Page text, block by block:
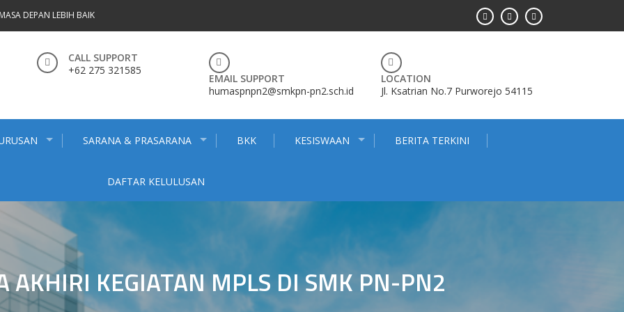
DEPAN LEBIH BAIK
CALL SUPPORT
+62 275 321585
EMAIL SUPPORT
humaspnpn2@smkpn-pn2.sch.id
LOCATION
Jl. Ksatrian No.7 Purworejo 54115
SARANA & PRASARANA BKK KESISWAAN BERITA TERKINI
DAFTAR KELULUSAN
AKHIRI KEGIATAN MPLS DI SMK PN-PN2